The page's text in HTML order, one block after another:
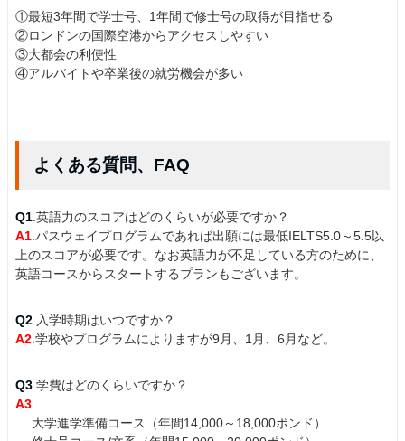
①最短3年間で学士号、1年間で修士号の取得が目指せる
②ロンドンの国際空港からアクセスしやすい
③大都会の利便性
④アルバイトや卒業後の就労機会が多い
よくある質問、FAQ
Q1.英語力のスコアはどのくらいが必要ですか？
A1.パスウェイプログラムであれば出願には最低IELTS5.0～5.5以
上のスコアが必要です。なお英語力が不足している方のために、
英語コースからスタートするプランもございます。
Q2.入学時期はいつですか？
A2.学校やプログラムによりますが9月、1月、6月など。
Q3.学費はどのくらいですか？
A3.
大学進学準備コース（年間14,000～18,000ポンド）